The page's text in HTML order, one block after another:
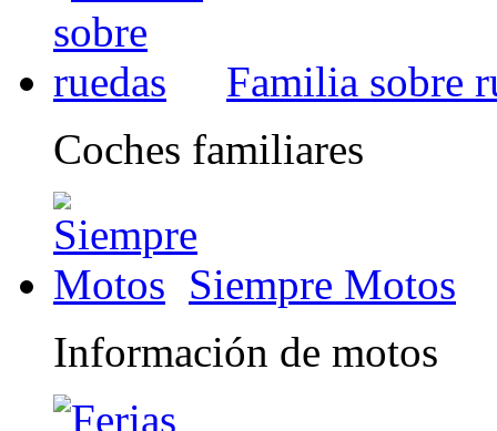
Familia sobre
Coches familiares
Siempre Motos
Información de motos